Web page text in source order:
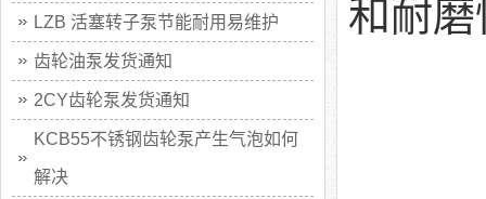
和耐磨
LZB 活塞转子泵节能耐用易维护
齿轮油泵发货通知
2CY齿轮泵发货通知
KCB55不锈钢齿轮泵产生气泡如何
解决